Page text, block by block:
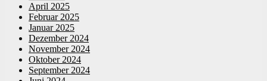
April 2025
Februar 2025
Januar 2025
Dezember 2024
November 2024
Oktober 2024
September 2024